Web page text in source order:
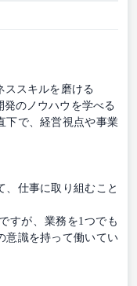
ススキルを磨ける
発のノウハウを学べる
下で、経営視点や事業
、仕事に取り組むこと
すが、業務を1つでも
意識を持って働いてい